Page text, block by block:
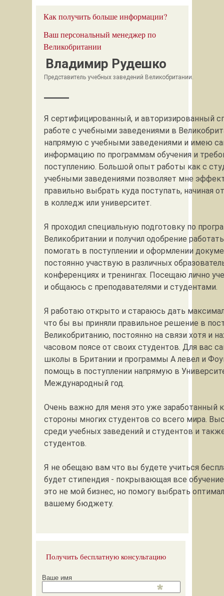
Как получить больше информации?
Ваш персональный менеджер по
Великобритании
Владимир Рудешко
Представитель учебных заведений Великобритании.
Я сертифицированный, и авторизированный
работе с учебными заведениями в
напрямую с учебными заведениями и имею
информацию по программам обучения и
поступлению. Большой опыт работы как с
учебными заведениями позволяет мне
правильно выбрать куда поступать, начиная
в колледж или университет.
Я проходил специальную подготовку по
Великобритании и получил одобрение
помогать в поступлении и оформлении
постоянно участвую в различных
конференциях и тренингах. Посещаю лично
и общаюсь с преподавателями и студентами.
Я работаю открыто и стараюсь дать
что бы вы приняли правильное решение в
Великобританию, постоянно на связи хотя и
часовом поясе от своих студентов. Для вас
школы в Британии и программы А левел и
помощь в поступлении напрямую в
Международный год.
Очень важно для меня это уже заработанный
стороны многих студентов со всего мира.
среди учебных заведений и студентов и
студентов.
Я не обещаю вам что вы будете учиться
будет стипендия - покрывающая все
это не мой бизнес, но помогу выбрать
вашему бюджету.
Получить бесплатную консультацию
Ваше имя